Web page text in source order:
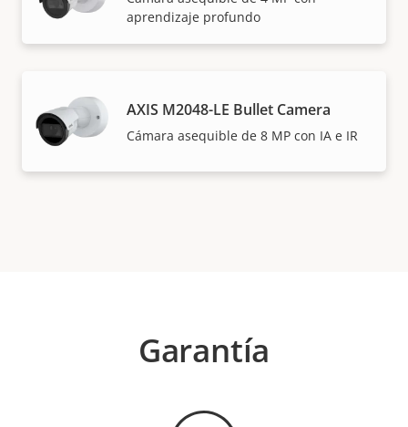
aprendizaje profundo
AXIS M2048-LE Bullet Camera
Cámara asequible de 8 MP con IA e IR
Garantía